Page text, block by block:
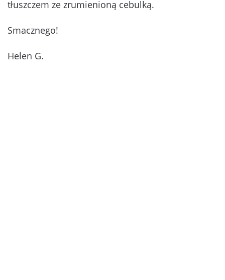
tłuszczem ze zrumienioną cebulką.
Smacznego!
Helen G.